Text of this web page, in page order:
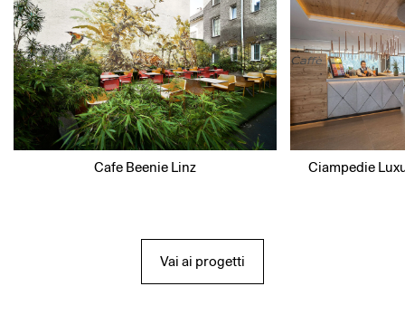
Cafe Beenie Linz Ciampedie
Vai ai progetti